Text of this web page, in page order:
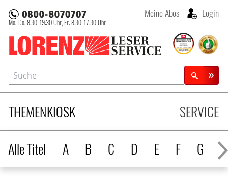
Lorenz Leserservice
Mo.-Do. 8:30-19:30 Uhr, Fr. 8:30-17:30 Uhr
Meine Abos Login
THEMENKIOSK
Alle Titel
A B C D E F G H
SERVICE
Suche
Zeitschriftensuche